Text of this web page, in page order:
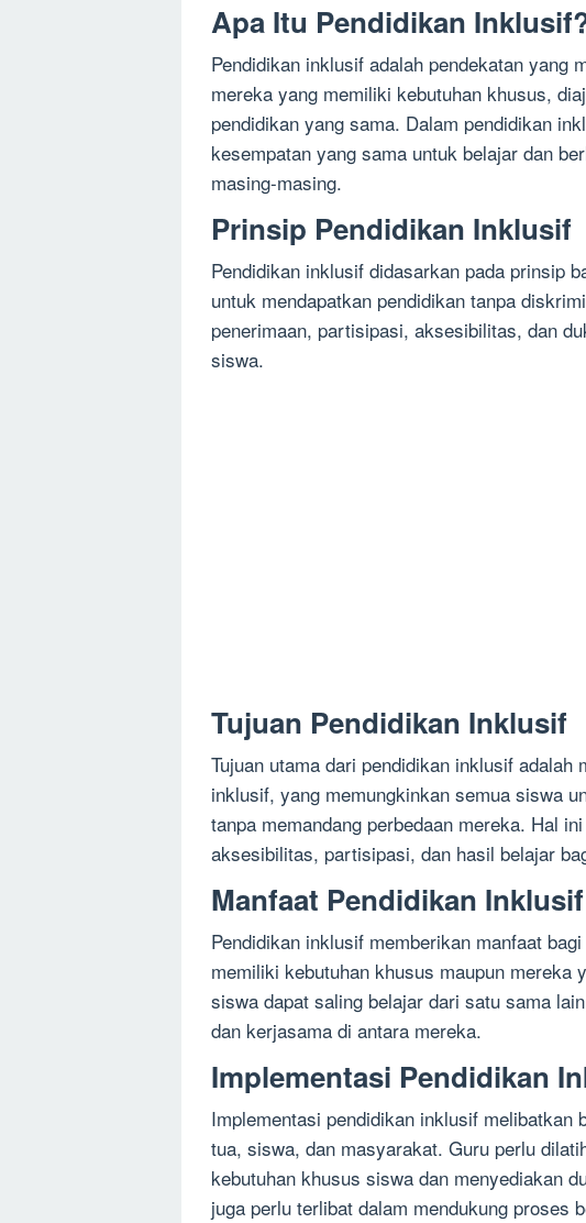
Apa Itu Pendidikan
Pendidikan inklusif adalah pendekatan yang
mereka yang memiliki kebutuhan khusus,
pendidikan yang sama. Dalam pendidikan
kesempatan yang sama untuk belajar dan
masing-masing.
Prinsip Pendidikan Inklusif
Pendidikan inklusif didasarkan pada prinsip
untuk mendapatkan pendidikan tanpa
penerimaan, partisipasi, aksesibilitas, dan
siswa.
Tujuan Pendidikan Inklusif
Tujuan utama dari pendidikan inklusif
inklusif, yang memungkinkan semua siswa
tanpa memandang perbedaan mereka. Hal
aksesibilitas, partisipasi, dan hasil belajar
Manfaat Pendidikan Inklusif
Pendidikan inklusif memberikan manfaat
memiliki kebutuhan khusus maupun mereka
siswa dapat saling belajar dari satu sama
dan kerjasama di antara mereka.
Implementasi Pendidikan
Implementasi pendidikan inklusif melibatkan
tua, siswa, dan masyarakat. Guru perlu
kebutuhan khusus siswa dan menyediakan
juga perlu terlibat dalam mendukung proses